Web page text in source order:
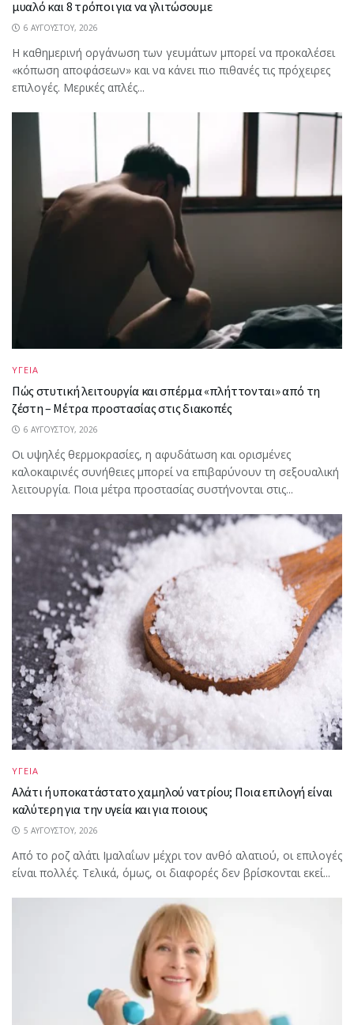
μυαλό και 8 τρόποι για να γλιτώσουμε
6 ΑΥΓΟΎΣΤΟΥ, 2026
Η καθημερινή οργάνωση των γευμάτων μπορεί να προκαλέσει
«κόπωση αποφάσεων» και να κάνει πιο πιθανές τις πρόχειρες
επιλογές. Μερικές απλές...
ΥΓΕΙΑ
Πώς στυτική λειτουργία και σπέρμα «πλήττονται» από τη
ζέστη – Μέτρα προστασίας στις διακοπές
6 ΑΥΓΟΎΣΤΟΥ, 2026
Οι υψηλές θερμοκρασίες, η αφυδάτωση και ορισμένες
καλοκαιρινές συνήθειες μπορεί να επιβαρύνουν τη σεξουαλική
λειτουργία. Ποια μέτρα προστασίας συστήνονται στις...
ΥΓΕΙΑ
Αλάτι ή υποκατάστατο χαμηλού νατρίου; Ποια επιλογή είναι
καλύτερη για την υγεία και για ποιους
5 ΑΥΓΟΎΣΤΟΥ, 2026
Από το ροζ αλάτι Ιμαλαΐων μέχρι τον ανθό αλατιού, οι επιλογές
είναι πολλές. Τελικά, όμως, οι διαφορές δεν βρίσκονται εκεί...